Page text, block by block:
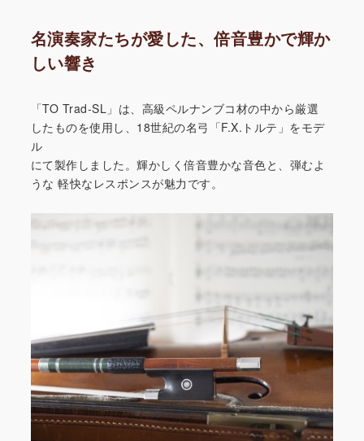
名演奏家たちが愛した、倍音豊かで輝か
しい響き
「TO Trad-SL」は、高級ペルナンブコ材の中から厳選
したものを使用し、18世紀の名弓「F.X.トルテ」をモデ
ル
にて製作しました。輝かしく倍音豊かな音色と、弾むよ
うな 軽快なレスポンスが魅力です。